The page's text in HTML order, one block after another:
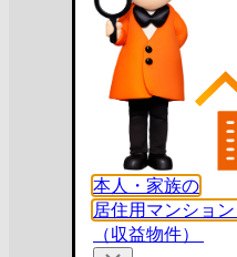
本人・家族の
居住用マンション
（収益物件）